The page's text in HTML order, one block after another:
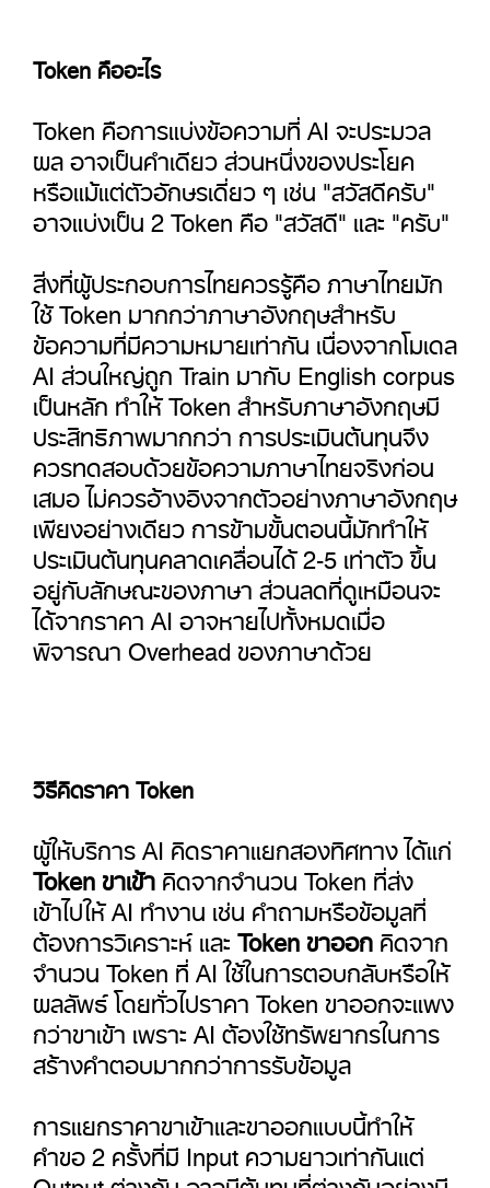
Token คืออะไร
Token คือการแบ่งข้อความที่ AI จะประมวล
ผล อาจเป็นคำเดียว ส่วนหนึ่งของประโยค
หรือแม้แต่ตัวอักษรเดี่ยว ๆ เช่น "สวัสดีครับ"
อาจแบ่งเป็น 2 Token คือ "สวัสดี" และ "ครับ"
สิ่งที่ผู้ประกอบการไทยควรรู้คือ ภาษาไทยมัก
ใช้ Token มากกว่าภาษาอังกฤษสำหรับ
ข้อความที่มีความหมายเท่ากัน เนื่องจากโมเดล
AI ส่วนใหญ่ถูก Train มากับ English corpus
เป็นหลัก ทำให้ Token สำหรับภาษาอังกฤษมี
ประสิทธิภาพมากกว่า การประเมินต้นทุนจึง
ควรทดสอบด้วยข้อความภาษาไทยจริงก่อน
เสมอ ไม่ควรอ้างอิงจากตัวอย่างภาษาอังกฤษ
เพียงอย่างเดียว การข้ามขั้นตอนนี้มักทำให้
ประเมินต้นทุนคลาดเคลื่อนได้ 2-5 เท่าตัว ขึ้น
อยู่กับลักษณะของภาษา ส่วนลดที่ดูเหมือนจะ
ได้จากราคา AI อาจหายไปทั้งหมดเมื่อ
พิจารณา Overhead ของภาษาด้วย
วิธีคิดราคา Token
ผู้ให้บริการ AI คิดราคาแยกสองทิศทาง ได้แก่
Token ขาเข้าคิดจากจำนวน Token ที่ส่ง
เข้าไปให้ AI ทำงาน เช่น คำถามหรือข้อมูลที่
ต้องการวิเคราะห์ และToken ขาออกคิดจาก
จำนวน Token ที่ AI ใช้ในการตอบกลับหรือให้
ผลลัพธ์ โดยทั่วไปราคา Token ขาออกจะแพง
กว่าขาเข้า เพราะ AI ต้องใช้ทรัพยากรในการ
สร้างคำตอบมากกว่าการรับข้อมูล
การแยกราคาขาเข้าและขาออกแบบนี้ทำให้
คำขอ 2 ครั้งที่มี Input ความยาวเท่ากันแต่